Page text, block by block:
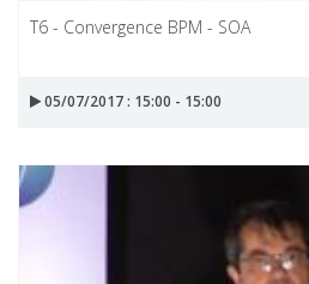
T6 - Convergence BPM - SOA
05/07/2017 : 15:00 - 15:00